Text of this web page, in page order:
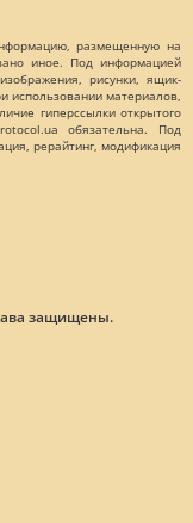
размещенную на
иное. Под информацией
рисунки, ящик-
использовании материалов,
гиперссылки открытого
обязательна. Под
рерайтинг, модификация
защищены.